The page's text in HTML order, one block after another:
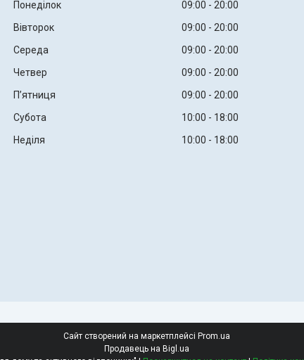
Понеділок 09:00
20:00
Вівторок
09:00
20:00
Середа
09:00
20:00
Четвер
09:00
20:00
Пʼятниця
09:00
20:00
Субота
10:00
18:00
Неділя
10:00 18:00
Сайт створений на маркетплейсі Prom.ua
Продавець на Bigl.ua